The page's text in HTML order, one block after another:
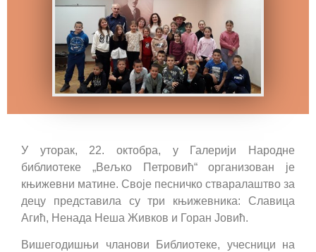
У уторак, 22. октобра, у Галерији Народне
библиотеке „Вељко Петровић“ организован је
књижевни матине. Своје песничко стваралаштво за
децу представила су три књижевника: Славица
Агић, Ненада Неша Живков и Горан Јовић.
Вишегодишњи чланови Библиотеке, учесници на